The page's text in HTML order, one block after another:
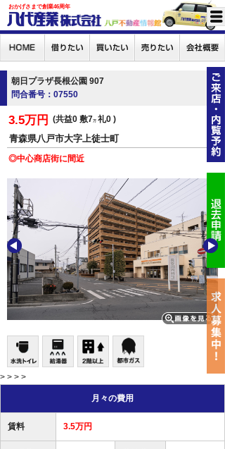
おかげさまで創業46周年
朝日プラザ長根公園 907
問合番号：07550
3.5万円 共益0 敷7万 礼0
青森県八戸市大字上徒士町
◎中心商店街に間近
> > > >
月々の費用
賃料 3.5万円